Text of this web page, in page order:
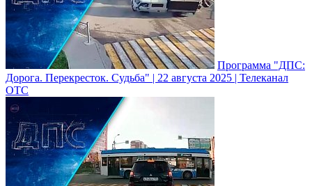
Программа "ДПС:
Дорога. Перекресток. Судьба" | 22 августа 2025 | Телеканал
ОТС